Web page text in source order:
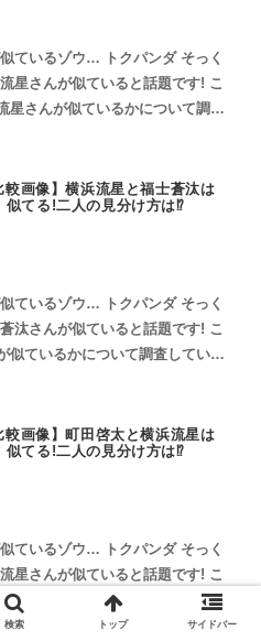
ているゾウ… トクパンダ そっく
星さんが似ていると話題です! こ
星さんが似ているかについて調査
較画像】横浜流星と福士蒼汰は
似てる!二人の見分け方は⁉
ているゾウ… トクパンダ そっく
汰さんが似ていると話題です! こ
似ているかについて調査していき
較画像】町田啓太と横浜流星は
似てる!二人の見分け方は⁉
ているゾウ… トクパンダ そっく
星さんが似ていると話題です! こ
似ているかについて調査していき
いると話題 町田啓太...
検索 トップ サイドバー